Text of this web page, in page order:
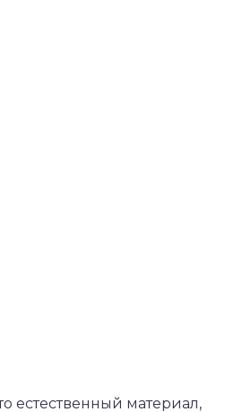
естественный материал,